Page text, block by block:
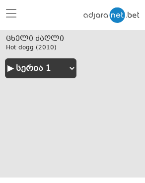
ცხელი ძაღლი
Hot dogg (2010)